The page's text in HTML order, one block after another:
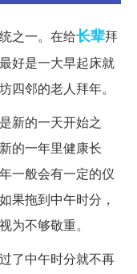
之一。在给长辈拜
好是一大早起床就
四邻的老人拜年。
新的一天开始之
的一年里健康长
一般会有一定的仪
果拖到中午时分，
为不够敬重。
了中午时分就不再